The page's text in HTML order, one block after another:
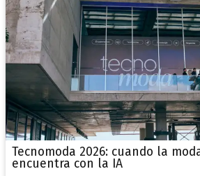
Tecnomoda 2026: cuando la
encuentra con la IA